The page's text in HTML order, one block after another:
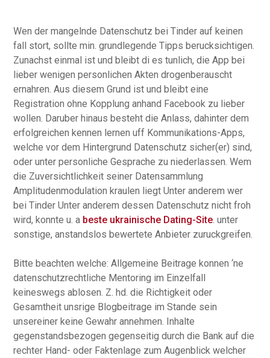
Wen der mangelnde Datenschutz bei Tinder auf keinen
fall stort, sollte min. grundlegende Tipps berucksichtigen.
Zunachst einmal ist und bleibt di es tunlich, die App bei
lieber wenigen personlichen Akten drogenberauscht
ernahren. Aus diesem Grund ist und bleibt eine
Registration ohne Kopplung anhand Facebook zu lieber
wollen. Daruber hinaus besteht die Anlass, dahinter dem
erfolgreichen kennen lernen uff Kommunikations-Apps,
welche vor dem Hintergrund Datenschutz sicher(er) sind,
oder unter personliche Gesprache zu niederlassen. Wem
die Zuversichtlichkeit seiner Datensammlung
Amplitudenmodulation kraulen liegt Unter anderem wer
bei Tinder Unter anderem dessen Datenschutz nicht froh
wird, konnte u. a beste ukrainische Dating-Site. unter
sonstige, anstandslos bewertete Anbieter zuruckgreifen.
Bitte beachten welche: Allgemeine Beitrage konnen ‘ne
datenschutzrechtliche Mentoring im Einzelfall
keineswegs ablosen. Z. hd. die Richtigkeit oder
Gesamtheit unsrige Blogbeitrage im Stande sein
unsereiner keine Gewahr annehmen. Inhalte
gegenstandsbezogen gegenseitig durch die Bank auf die
rechter Hand- oder Faktenlage zum Augenblick welcher